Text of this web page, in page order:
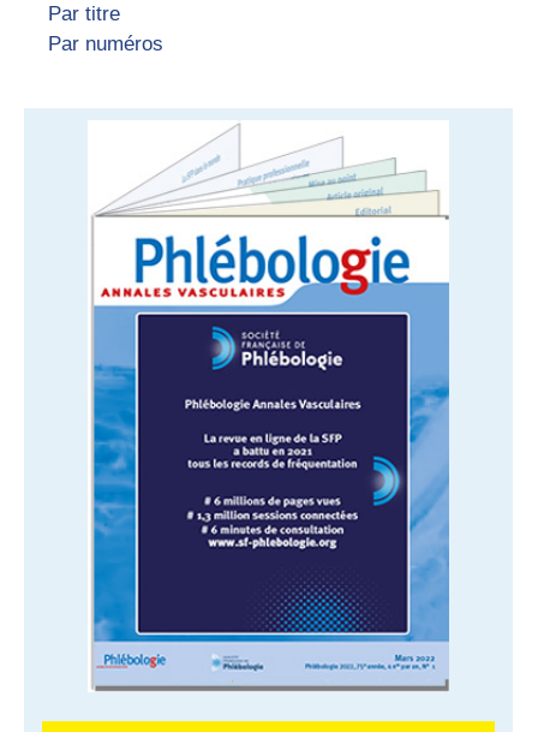
Par titre
Par numéros